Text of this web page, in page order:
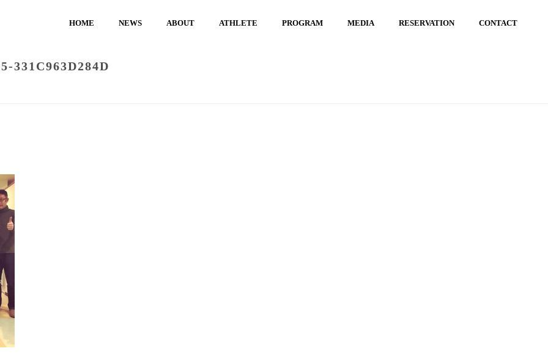
HOME NEWS ABOUT ATHLETE PROGRAM MEDIA RESERVATION CONTACT
331C963D284D